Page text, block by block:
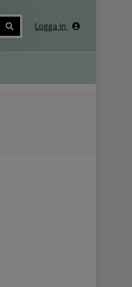
Logga in